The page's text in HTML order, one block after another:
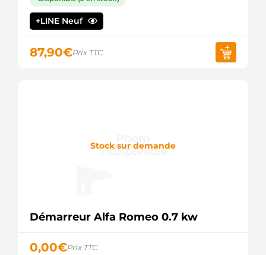
F032110980
+LINE Neuf
87,90€Prix TTC
Stock sur demande
Démarreur Alfa Romeo 0.7 kw
0,00€Prix TTC